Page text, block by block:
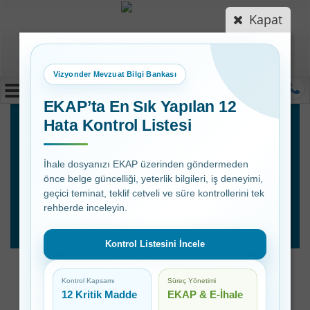
Kapat
Vizyonder Mevzuat Bilgi Bankası
EKAP’ta En Sık Yapılan 12
Hata Kontrol Listesi
İhale dosyanızı EKAP üzerinden göndermeden
önce belge güncelliği, yeterlik bilgileri, iş deneyimi,
geçici teminat, teklif cetveli ve süre kontrollerini tek
rehberde inceleyin.
Kontrol Listesini İncele
Kontrol Kapsamı
12 Kritik Madde
Süreç Yönetimi
EKAP & E-İhale
Evsel Katı Atık
Tarifelerin
Hazırlanması
Danışmanlığı
Evsel Katı Atık
Tarifelerin Hazırlanması